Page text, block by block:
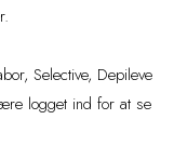
Selective, Depileve
logget ind for at se